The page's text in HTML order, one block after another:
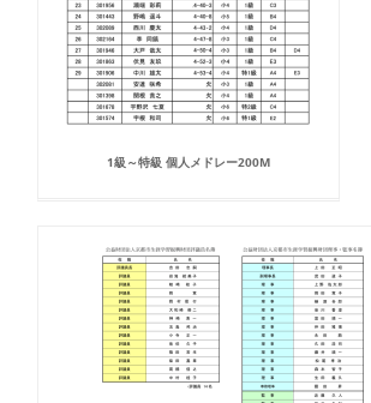
1級～特級 個人メドレー200M